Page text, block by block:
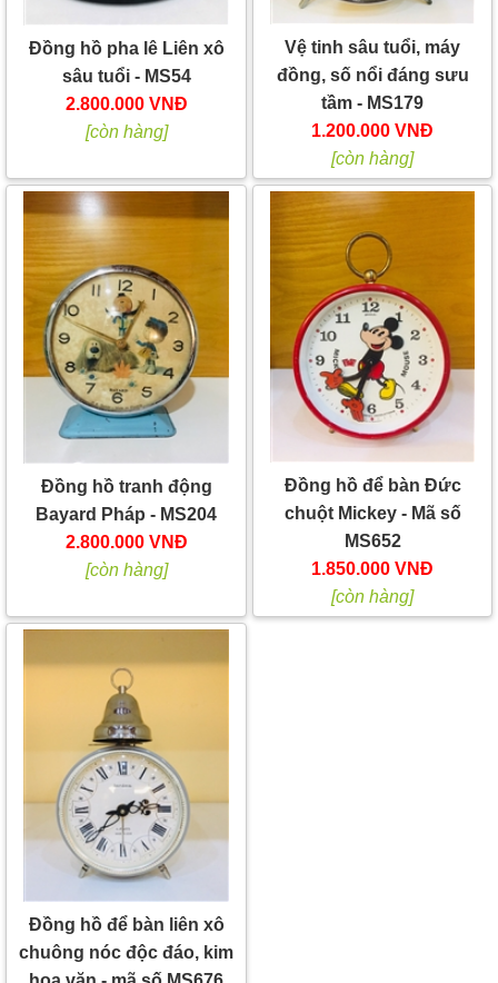
Đồng hồ pha lê Liên xô
sâu tuổi - MS54
2.800.000 VNĐ
[còn hàng]
Vệ tinh sâu tuổi, máy
đồng, số nổi đáng sưu
tầm - MS179
1.200.000 VNĐ
[còn hàng]
Đồng hồ tranh động
Bayard Pháp - MS204
2.800.000 VNĐ
[còn hàng]
Đồng hồ để bàn Đức
chuột Mickey - Mã số
MS652
1.850.000 VNĐ
[còn hàng]
Đồng hồ để bàn liên xô
chuông nóc độc đáo, kim